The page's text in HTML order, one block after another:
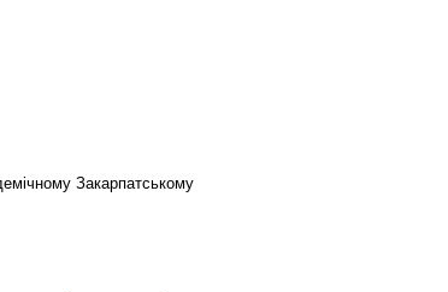
Закарпатському